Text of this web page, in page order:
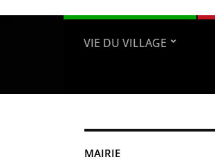
VIE DU VILLAGE
MAIRIE